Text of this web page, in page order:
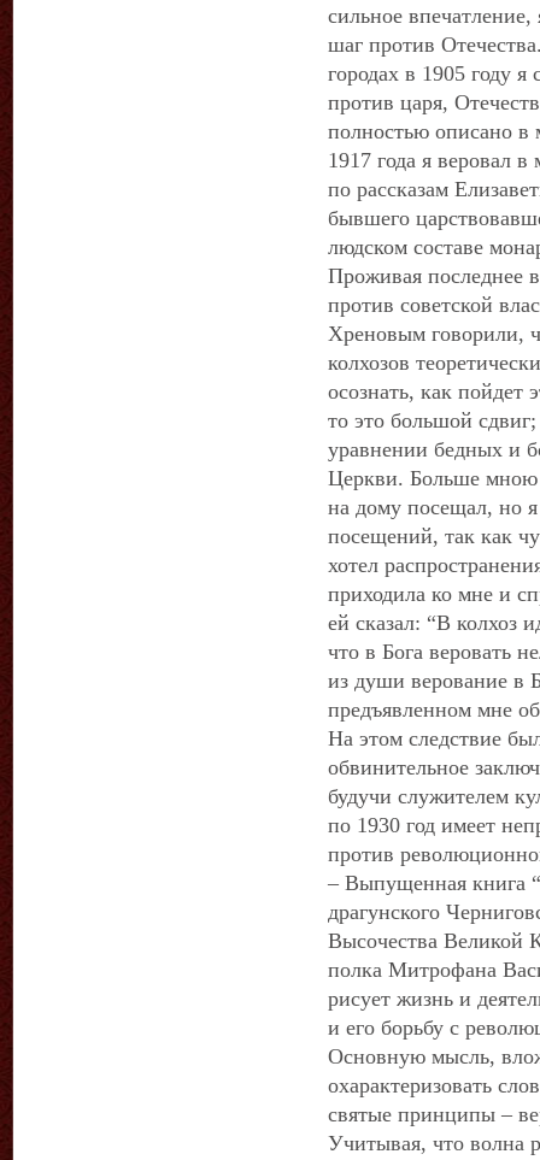
сильное
шаг против
городах в 1905 году
против царя,
полностью описано
1917 года я веровал
по рассказам
бывшего
людском составе
Проживая последнее
против советской
Хреновым говорили,
колхозов
осознать, как пойдет
то это большой
уравнении бедных и
Церкви. Больше мною
на дому посещал, но я
посещений, так как
хотел
приходила ко мне и
ей сказал: “В колхоз
что в Бога веровать
из души верование в
предъявленном мне
На этом следствие
обвинительное
будучи служителем
по 1930 год имеет
против
– Выпущенная книга
драгунского
Высочества Великой
полка Митрофана
рисует жизнь и
и его борьбу с
Основную мысль,
охарактеризовать
святые принципы –
Учитывая, что волна